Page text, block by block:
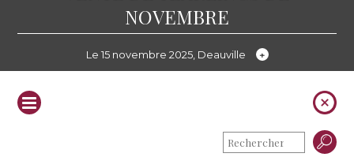
NOVEMBRE
Le 15 novembre 2025, Deauville